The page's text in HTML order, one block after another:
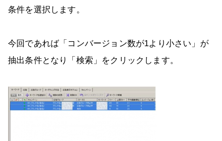
条件を選択します。
今回であれば「コンバージョン数が1より小さい」が
抽出条件となり「検索」をクリックします。